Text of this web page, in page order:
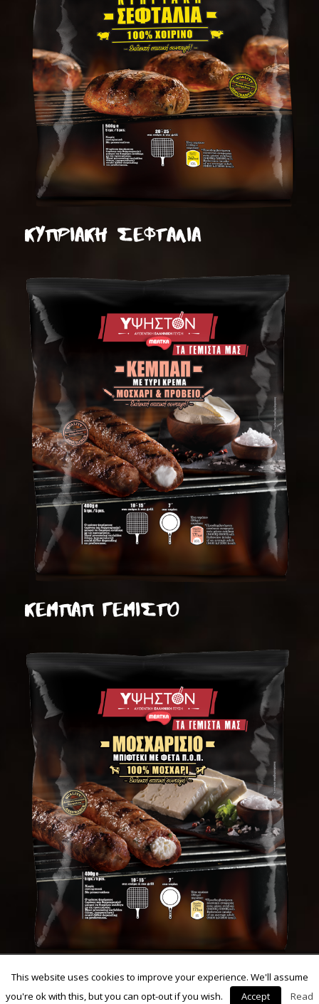
ΚΥΠΡΙΑΚΗ ΣΕΦΤΑΛΙΑ
ΚΕΜΠΑΠ ΓΕΜΙΣΤΟ
ΜΠΙΦΤΕΚΙ ΓΕΜΙΣΤΟ
This website uses cookies to improve your experience. We'll assume
you're ok with this, but you can opt-out if you wish.
Accept Read